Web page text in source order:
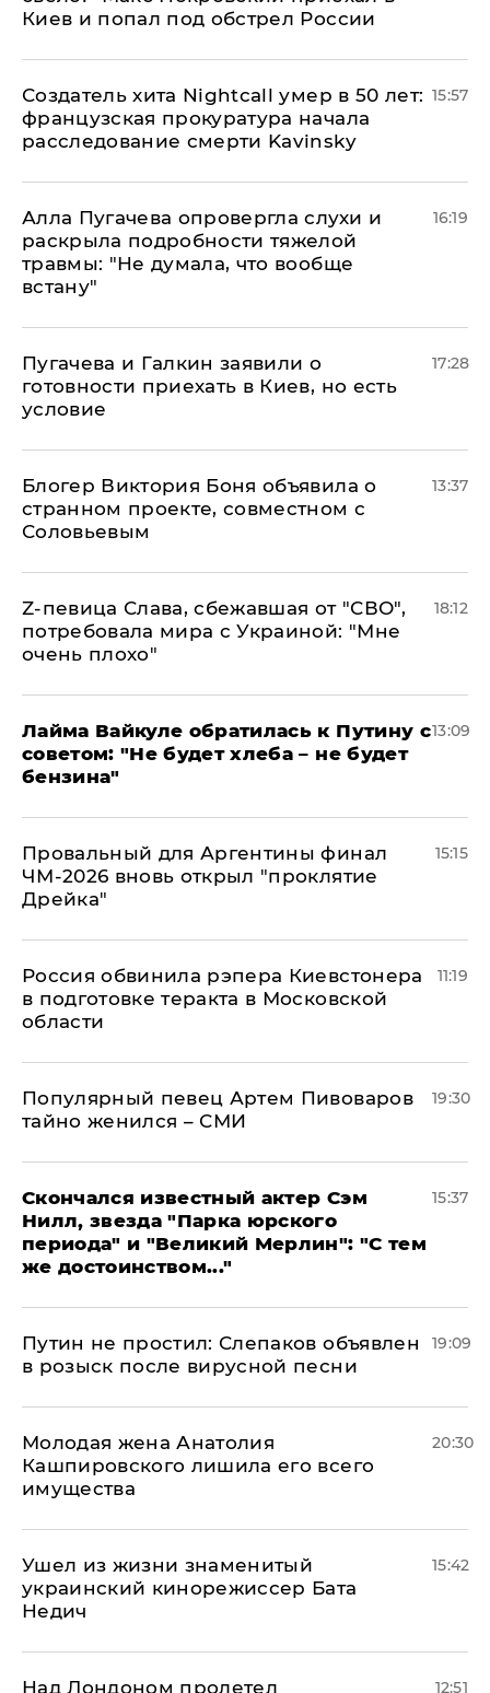
Киев и попал под обстрел России
Создатель хита Nightcall умер в 50 лет:
французская прокуратура начала
расследование смерти Kavinsky
15:57
Алла Пугачева опровергла слухи и
раскрыла подробности тяжелой
травмы: "Не думала, что вообще
встану"
16:19
Пугачева и Галкин заявили о
готовности приехать в Киев, но есть
условие
17:28
Блогер Виктория Боня объявила о
странном проекте, совместном с
Соловьевым
13:37
Z-певица Слава, сбежавшая от "СВО",
потребовала мира с Украиной: "Мне
очень плохо"
18:12
Лайма Вайкуле обратилась к Путину с
советом: "Не будет хлеба – не будет
бензина"
13:09
Провальный для Аргентины финал
ЧМ-2026 вновь открыл "проклятие
Дрейка"
15:15
Россия обвинила рэпера Киевстонера
в подготовке теракта в Московской
области
11:19
Популярный певец Артем Пивоваров
тайно женился – СМИ
19:30
Скончался известный актер Сэм
Нилл, звезда "Парка юрского
периода" и "Великий Мерлин": "С тем
же достоинством..."
15:37
Путин не простил: Слепаков объявлен
в розыск после вирусной песни
19:09
Молодая жена Анатолия
Кашпировского лишила его всего
имущества
20:30
Ушел из жизни знаменитый
украинский кинорежиссер Бата
Недич
15:42
Над Лондоном пролетел
12:51